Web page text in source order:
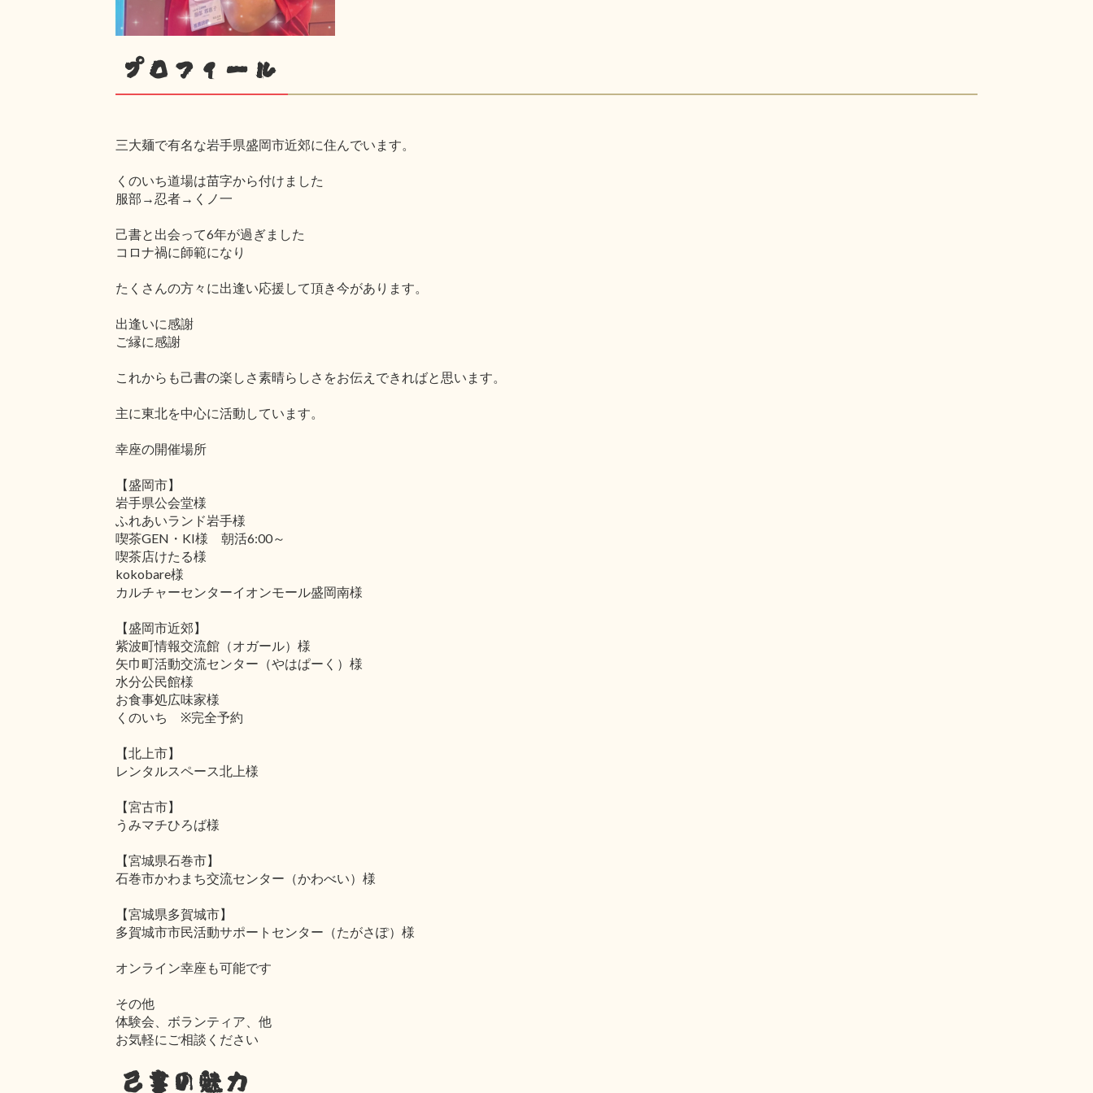
プロフィール
三大麺で有名な岩手県盛岡市近郊に住んでいます。
くのいち道場は苗字から付けました
服部→忍者→くノ一
己書と出会って6年が過ぎました
コロナ禍に師範になり
たくさんの方々に出逢い応援して頂き今があります。
出逢いに感謝
ご縁に感謝
これからも己書の楽しさ素晴らしさをお伝えできればと思います。
主に東北を中心に活動しています。
幸座の開催場所
【盛岡市】
岩手県公会堂様
ふれあいランド岩手様
喫茶GEN・KI様 朝活6:00～
喫茶店けたる様
kokobare様
カルチャーセンターイオンモール盛岡南様
【盛岡市近郊】
紫波町情報交流館（オガール）様
矢巾町活動交流センター（やはぱーく）様
水分公民館様
お食事処広味家様
くのいち ※完全予約
【北上市】
レンタルスペース北上様
【宮古市】
うみマチひろば様
【宮城県石巻市】
石巻市かわまち交流センター（かわべい）様
【宮城県多賀城市】
多賀城市市民活動サポートセンター（たがさぽ）様
オンライン幸座も可能です
その他
体験会、ボランティア、他
お気軽にご相談ください
己書の魅力